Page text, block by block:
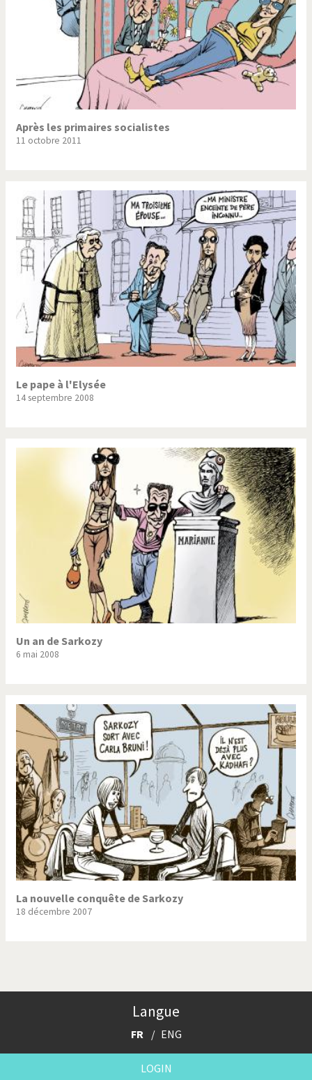
Après les primaires socialistes
11 octobre 2011
Le pape à l'Elysée
14 septembre 2008
Un an de Sarkozy
6 mai 2008
La nouvelle conquête de Sarkozy
18 décembre 2007
Langue
FR ENG
LOGIN